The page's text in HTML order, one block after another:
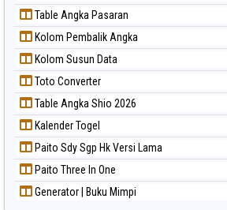
Table Angka Pasaran
Kolom Pembalik Angka
Kolom Susun Data
Toto Converter
Table Angka Shio 2026
Kalender Togel
Paito Sdy Sgp Hk Versi Lama
Paito Three In One
Generator | Buku Mimpi